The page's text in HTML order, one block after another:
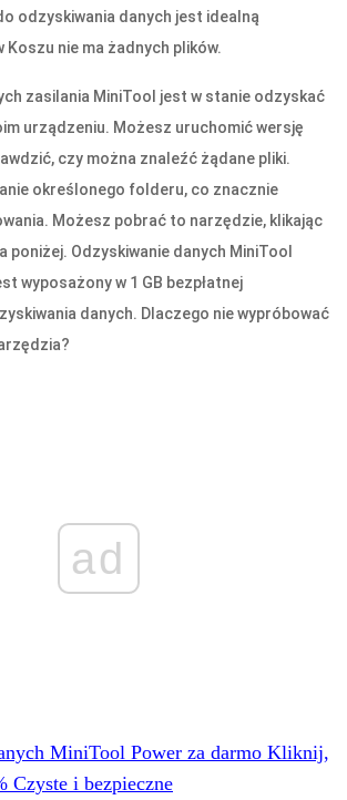
odzyskiwania danych jest idealną
Koszu nie ma żadnych plików.
zasilania MiniTool jest w stanie odzyskać
urządzeniu. Możesz uruchomić wersję
czy można znaleźć żądane pliki.
określonego folderu, co znacznie
Możesz pobrać to narzędzie, klikając
poniżej. Odzyskiwanie danych MiniTool
wyposażony w 1 GB bezpłatnej
danych. Dlaczego nie wypróbować
ad
MiniTool Power za darmo Kliknij,
Czyste i bezpieczne